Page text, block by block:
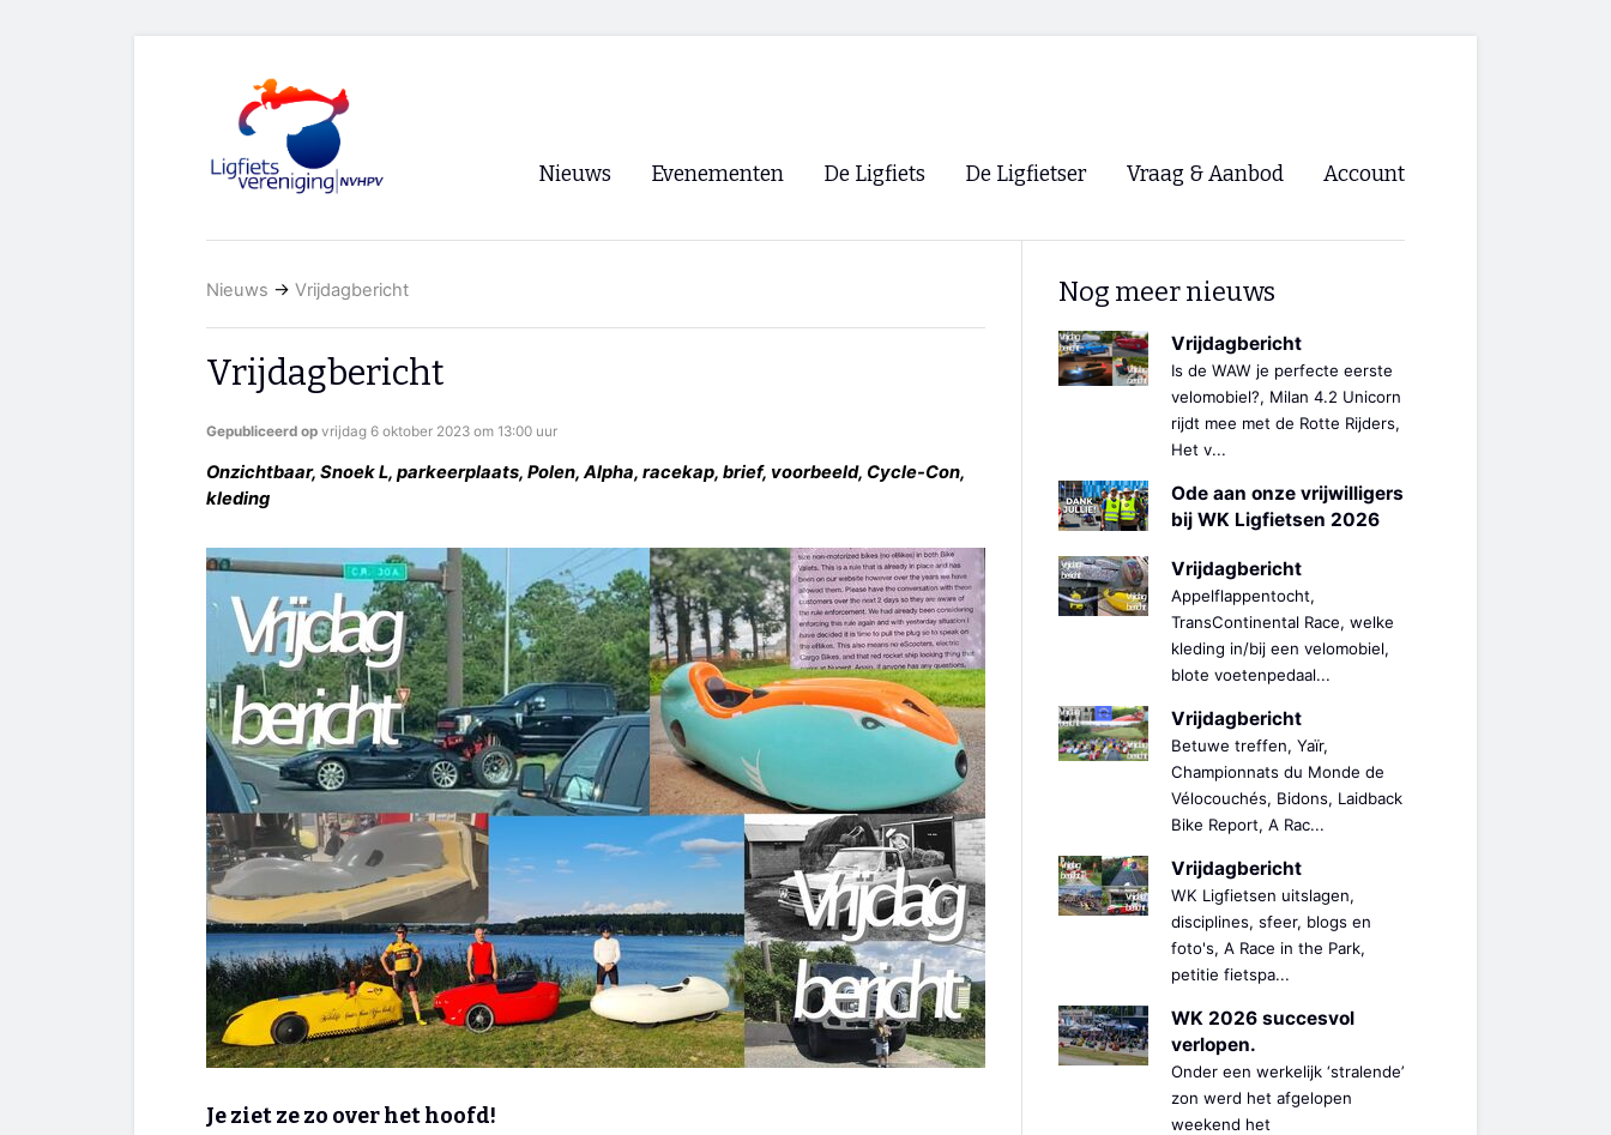
Nieuws Evenementen
WK Ligfietsen 2026
CycleVision
De Ligfiets De Ligfietser
Ligfietsvereninging NVHPV
Lokale Fietsverenigingen
Forum ligfietsers.nl 🡺
Vraag & Aanbod Account
Nieuws → Vrijdagbericht
Vrijdagbericht
Gepubliceerd op vrijdag 6 oktober 2023 om 13:00 uur
Onzichtbaar, Snoek L, parkeerplaats, Polen, Alpha, racekap, brief, voorbeeld, Cycle-Con,
kleding
Je ziet ze zo over het hoofd!
Nog meer nieuws
Vrijdagbericht
Is de WAW je perfecte eerste
velomobiel?, Milan 4.2 Unicorn
rijdt mee met de Rotte Rijders,
Het v...
Ode aan onze vrijwilligers
bij WK Ligfietsen 2026
Vrijdagbericht
Appelflappentocht,
TransContinental Race, welke
kleding in/bij een velomobiel,
blote voetenpedaal...
Vrijdagbericht
Betuwe treffen, Yaïr,
Championnats du Monde de
Vélocouchés, Bidons, Laidback
Bike Report, A Rac...
Vrijdagbericht
WK Ligfietsen uitslagen,
disciplines, sfeer, blogs en
foto's, A Race in the Park,
petitie fietspa...
WK 2026 succesvol
verlopen.
Onder een werkelijk ‘stralende’
zon werd het afgelopen
weekend het